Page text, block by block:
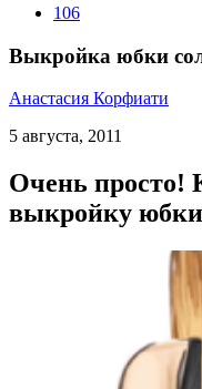
106
Выкройка юбки
Анастасия Корфиати
5 августа, 2011
Очень просто!
выкройку